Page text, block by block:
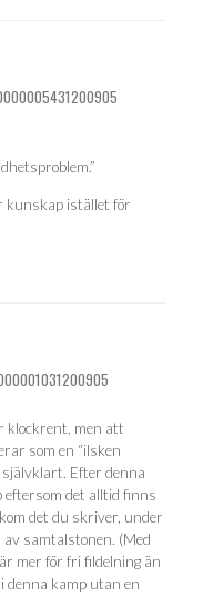
kunskap istället för
klockrent, men att
som en “ilsken
Efter denna
eftersom det alltid finns
det du skriver, under
samtalstonen. (Med
mer för fri fildelning än
denna kamp utan en